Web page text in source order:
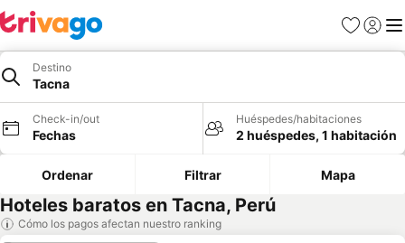
Favoritos
Iniciar
Destino
Tacna
Check-in/out
Fechas
Huéspedes/habitaciones
2 huéspedes, 1 habitación
Ordenar Filtrar Mapa
Hoteles baratos en Tacna, Perú
Cómo los pagos afectan nuestro ranking